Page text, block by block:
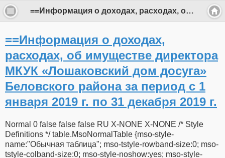
==Информация о доходах, расходах, об имуществе директора МКУК «Лошаковский дом досуга» Беловского района за период с 1 января 2019 г. по 31 декабря 2019 г.
==Информация о доходах,
расходах, об имуществе директора
МКУК «Лошаковский дом досуга»
Беловского района за период с 1
января 2019 г. по 31 декабря 2019 г.
Normal 0 false false false RU X-NONE X-NONE /* Style
Definitions */ table.MsoNormalTable {mso-style-
name:"Обычная таблица"; mso-tstyle-rowband-size:0; mso-
tstyle-colband-size:0; mso-style-noshow:yes; mso-style-